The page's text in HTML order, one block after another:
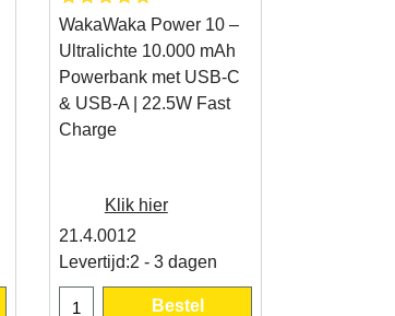
WakaWaka Power 10 –
Ultralichte 10.000 mAh
Powerbank met USB-C
& USB-A | 22.5W Fast
Charge
Klik hier
21.4.0012
Levertijd:2 - 3 dagen
Bestel